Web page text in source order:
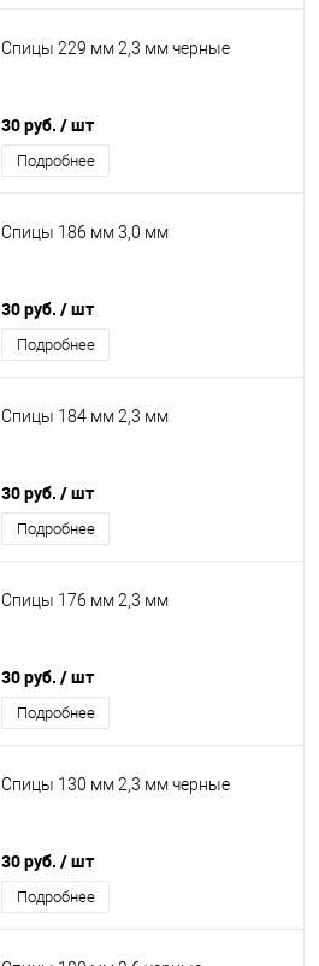
Спицы 229 мм 2,3 мм черные
30 руб. / шт
Подробнее
Спицы 186 мм 3,0 мм
30 руб. / шт
Подробнее
Спицы 184 мм 2,3 мм
30 руб. / шт
Подробнее
Спицы 176 мм 2,3 мм
30 руб. / шт
Подробнее
Спицы 130 мм 2,3 мм черные
30 руб. / шт
Подробнее